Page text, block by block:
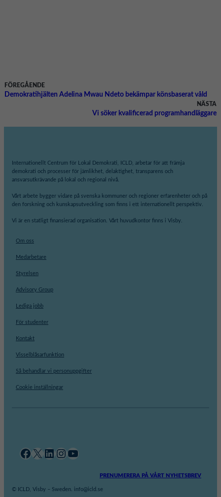
FÖREGÅENDE
Demokratihjälten Adelina Mwau Ndeto bekämpar könsbaserat våld
NÄSTA
Vi söker kvalificerad programhandläggare
Internationellt Centrum för Lokal Demokrati, ICLD, arbetar för att främja
demokrati och processer för jämlikhet, delaktighet, transparens och
ansvarsutkrävande på lokal och regional nivå.
Vårt arbete bygger vidare på svenska kommuner och regioner erfarenheter och på
den forskning och kunskapsutveckling som finns i ett internationellt perspektiv.
Vi är en statligt finansierad organisation. Vårt huvudkontor finns i Visby.
Om oss
Medarbetare
Styrelsen
Advisory Group
Lediga jobb
För studenter
Kontakt
Visselblåsarfunktion
Så behandlar vi personuppgifter
Cookie inställningar
Facebook X LinkedIn InstagramYouTube
PRENUMERERA PÅ VÅRT NYHETSBREV
© ICLD, Visby – Sweden. info@icld.se